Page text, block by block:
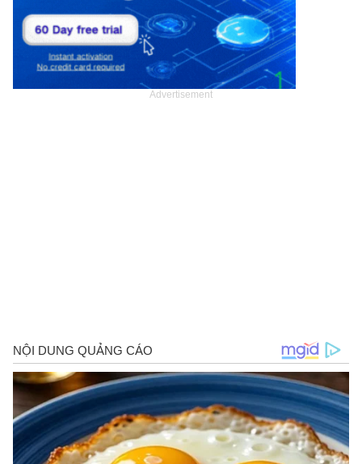
Advertisement